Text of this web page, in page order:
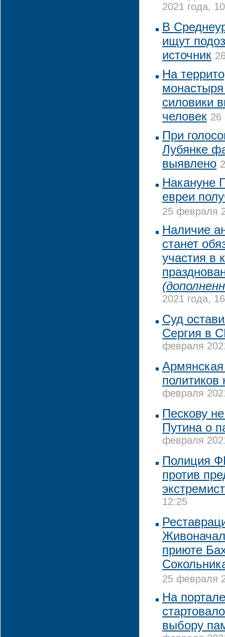
2021 года,
В
ищут
источник
На
силовики
человек 26
При
Лубянке
выявлено
Накануне
евреи
25 февраля
Наличие
станет
участия в
2021 года,
Суд
Сергия в
февраля
политиков
февраля
Пескову
Путина о
февраля
Полиция
против
12:25
приюте
25 февраля
На
выбору